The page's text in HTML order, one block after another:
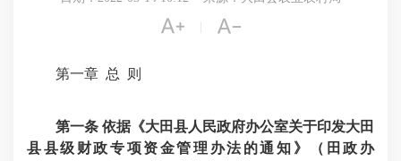
 
第一章 总 则
第一条 依据《大田县人民政府办公室关于印发大田
县县级财政专项资金管理办法的通知》（田政办